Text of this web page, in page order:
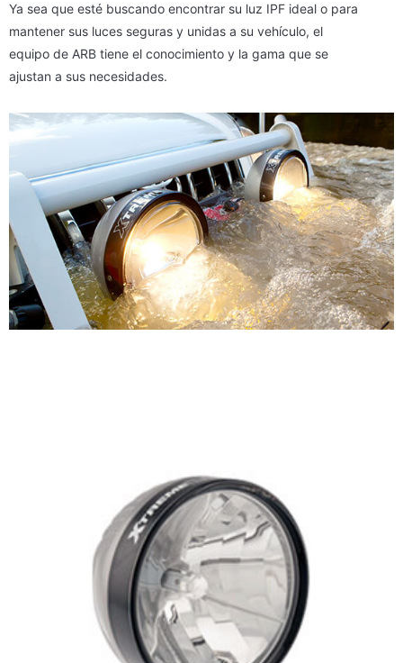
Ya sea que esté buscando encontrar su luz IPF ideal o para
mantener sus luces seguras y unidas a su vehículo, el
equipo de ARB tiene el conocimiento y la gama que se
ajustan a sus necesidades.